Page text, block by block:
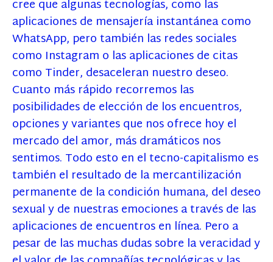
cree que algunas tecnologías, como las
aplicaciones de mensajería instantánea como
WhatsApp, pero también las redes sociales
como Instagram o las aplicaciones de citas
como Tinder, desaceleran nuestro deseo.
Cuanto más rápido recorremos las
posibilidades de elección de los encuentros,
opciones y variantes que nos ofrece hoy el
mercado del amor, más dramáticos nos
sentimos. Todo esto en el tecno-capitalismo es
también el resultado de la mercantilización
permanente de la condición humana, del deseo
sexual y de nuestras emociones a través de las
aplicaciones de encuentros en línea. Pero a
pesar de las muchas dudas sobre la veracidad y